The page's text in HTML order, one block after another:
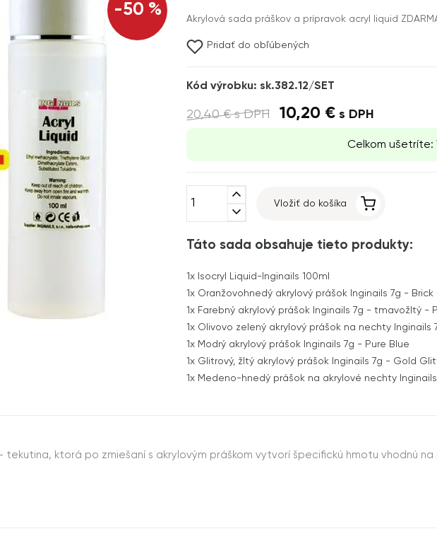
-50 % Akrylová sada práškov a prípravok acryl liquid
Pridať do obľúbených
Kód výrobku: sk.382.12/SET
20,40 €s DPH 10,20 € s DPH
Celkom ušetríte:
expand_less
expand_more
Vložiť do košíka
Táto sada obsahuje tieto produkty:
1x Isocryl Liquid-Inginails 100ml
1x Oranžovohnedý akrylový prášok Inginails 7g -
1x Farebný akrylový prášok Inginails 7g - tmavožltý -
1x Olivovo zelený akrylový prášok na nechty Inginails
1x Modrý akrylový prášok Inginails 7g - Pure Blue
1x Glitrový, žltý akrylový prášok Inginails 7g - Gold
1x Medeno-hnedý prášok na akrylové nechty
tekutina, ktorá po zmiešaní s akrylovým práškom vytvorí špecifickú hmotu vhodnú